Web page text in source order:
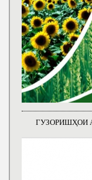
ГУЗОРИШҲОИ